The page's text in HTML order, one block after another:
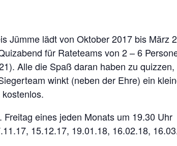
Jümme lädt von Oktober 2017 bis März
für Rateteams von 2 – 6
Alle die Spaß daran haben zu
winkt (neben der Ehre) ein
Freitag eines jeden Monats um 19.30 Uhr
15.12.17, 19.01.18, 16.02.18,